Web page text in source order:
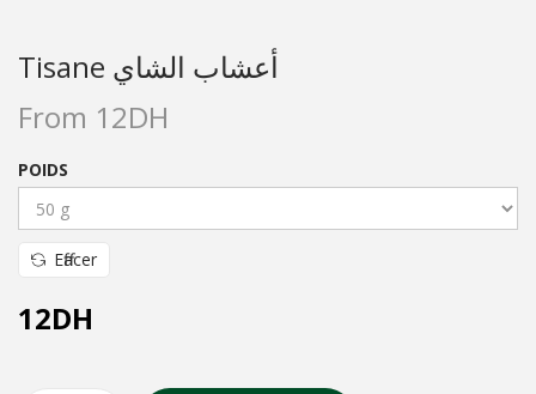
Tisane أعشاب الشاي
From 12DH
POIDS
Effacer
12DH